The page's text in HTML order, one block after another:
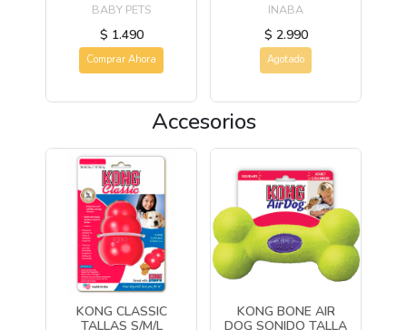
BABY PETS
$ 1.490
Comprar Ahora
INABA
$ 2.990
Agotado
Accesorios
KONG CLASSIC
TALLAS S/M/L
KONG BONE AIR
DOG SONIDO TALLA